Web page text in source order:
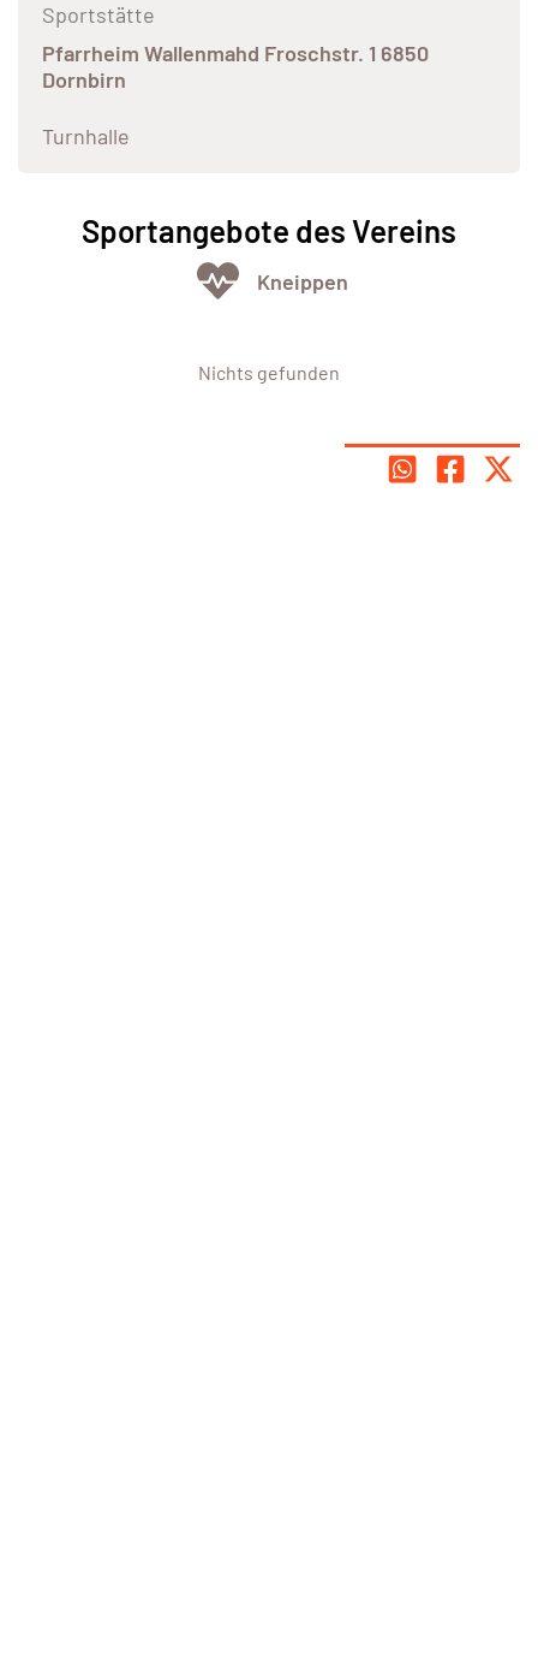
Sportstätte
Pfarrheim Wallenmahd Froschstr. 1 6850
Dornbirn
Turnhalle
Sportangebote des Vereins
Kneippen
Nichts gefunden